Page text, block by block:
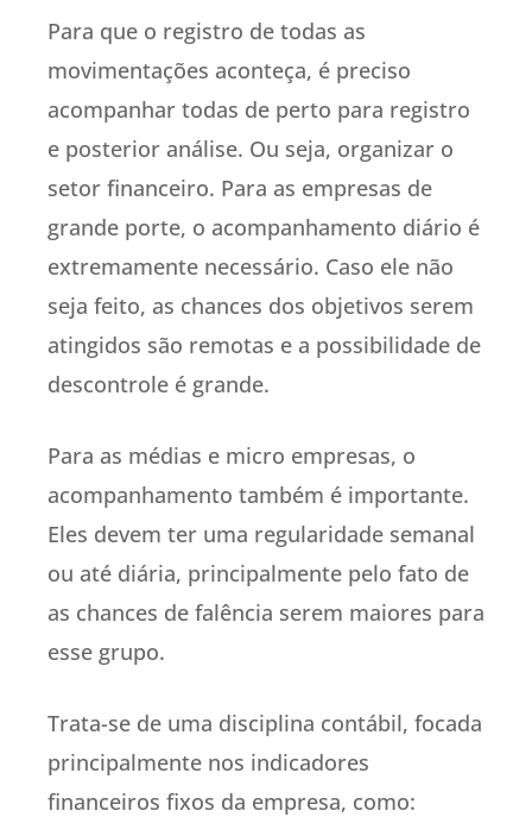
Para que o registro de todas as
movimentações aconteça, é preciso
acompanhar todas de perto para registro
e posterior análise. Ou seja, organizar o
setor financeiro. Para as empresas de
grande porte, o acompanhamento diário é
extremamente necessário. Caso ele não
seja feito, as chances dos objetivos serem
atingidos são remotas e a possibilidade de
descontrole é grande.
Para as médias e micro empresas, o
acompanhamento também é importante.
Eles devem ter uma regularidade semanal
ou até diária, principalmente pelo fato de
as chances de falência serem maiores para
esse grupo.
Trata-se de uma disciplina contábil, focada
principalmente nos indicadores
financeiros fixos da empresa, como: